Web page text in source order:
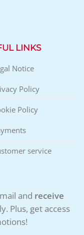
LINKS
Notice
Policy
Policy
service
and receive
Plus, get access